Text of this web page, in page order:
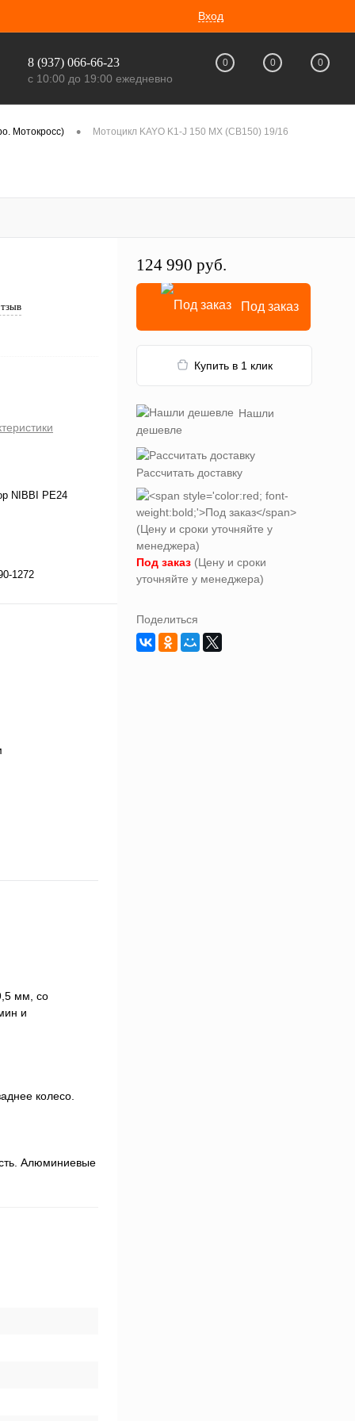
Вход
8 (937) 066-66-23
с 10:00 до 19:00 ежедневно
0 0 0
Мотокросс) • Мотоцикл KAYO K1-J 150 MX (CB150) 19/16
NIBBI PE24
1272
мм, со
и
колесо.
Алюминиевые
124 990 руб.
Под заказ
Купить в 1 клик
Нашли
дешевле
Рассчитать доставку
Под заказ (Цену и сроки
уточняйте у менеджера)
Поделиться